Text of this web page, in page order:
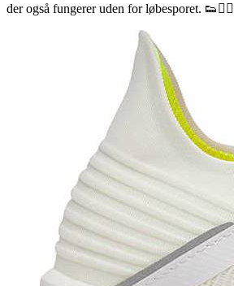
der også fungerer uden for løbesporet. 👟🏃‍♂️